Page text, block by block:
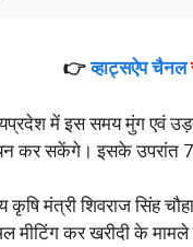
👉व्हाट्सऐप चैनल
में इस समय मुंग एवं
कर सकेंगे। इसके उपरांत 7
मंत्री शिवराज सिंह
मीटिंग कर खरीदी के मामले